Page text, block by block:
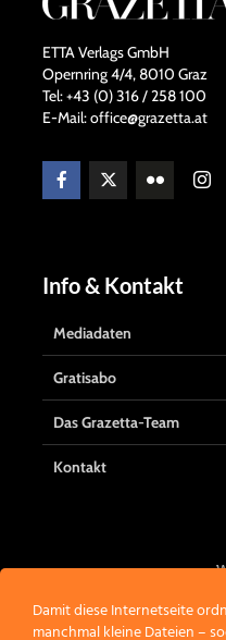
ETTA Verlags GmbH
Opernring 4/4, 8010 Graz
Tel: +43 (0) 316 / 258 100
E-Mail: office@grazetta.at
Info & Kontakt
Mediadaten
Gratisabo
Das Grazetta-Team
Kontakt
Damit diese Internetseite
manchmal kleine Dateien –